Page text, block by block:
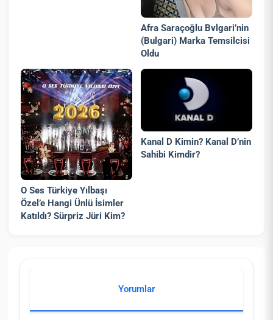
Afra Saraçoğlu Bvlgari’nin
(Bulgari) Marka Temsilcisi
Oldu
O Ses Türkiye Yılbaşı
Özel’e Hangi Ünlü İsimler
Katıldı? Sürpriz Jüri Kim?
Kanal D Kimin? Kanal D’nin
Sahibi Kimdir?
Yorumlar